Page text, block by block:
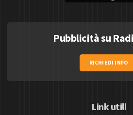
Pubblicità su
RICHIEDI INFO
Link utili